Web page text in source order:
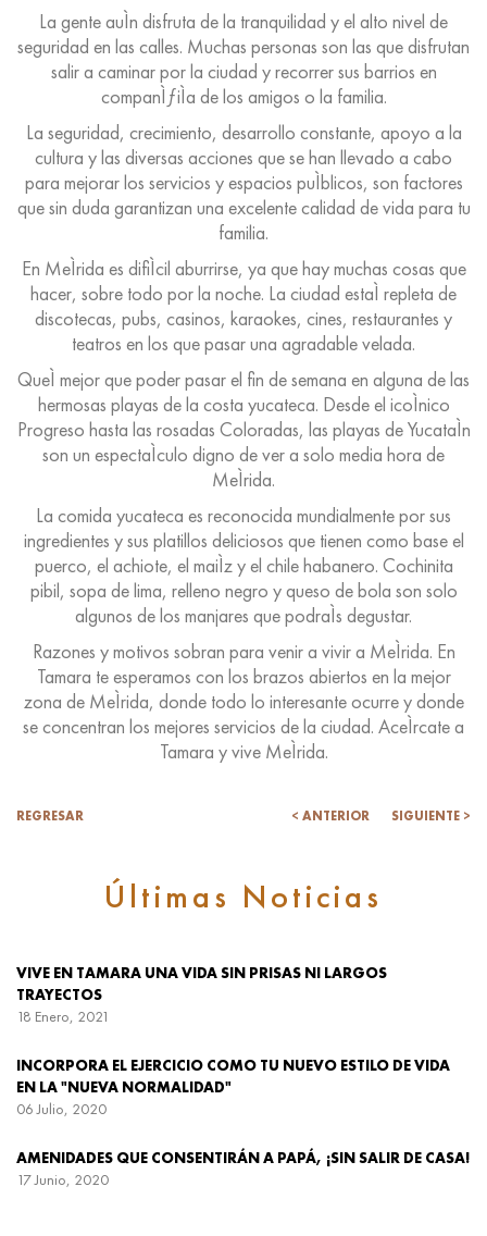
La gente auÌn disfruta de la tranquilidad y el alto nivel de
seguridad en las calles. Muchas personas son las que disfrutan
salir a caminar por la ciudad y recorrer sus barrios en
companÌƒiÌa de los amigos o la familia.
La seguridad, crecimiento, desarrollo constante, apoyo a la
cultura y las diversas acciones que se han llevado a cabo
para mejorar los servicios y espacios puÌblicos, son factores
que sin duda garantizan una excelente calidad de vida para tu
familia.
En MeÌrida es difiÌcil aburrirse, ya que hay muchas cosas que
hacer, sobre todo por la noche. La ciudad estaÌ repleta de
discotecas, pubs, casinos, karaokes, cines, restaurantes y
teatros en los que pasar una agradable velada.
QueÌ mejor que poder pasar el fin de semana en alguna de las
hermosas playas de la costa yucateca. Desde el icoÌnico
Progreso hasta las rosadas Coloradas, las playas de YucataÌn
son un espectaÌculo digno de ver a solo media hora de
MeÌrida.
La comida yucateca es reconocida mundialmente por sus
ingredientes y sus platillos deliciosos que tienen como base el
puerco, el achiote, el maiÌz y el chile habanero. Cochinita
pibil, sopa de lima, relleno negro y queso de bola son solo
algunos de los manjares que podraÌs degustar.
Razones y motivos sobran para venir a vivir a MeÌrida. En
Tamara te esperamos con los brazos abiertos en la mejor
zona de MeÌrida, donde todo lo interesante ocurre y donde
se concentran los mejores servicios de la ciudad. AceÌrcate a
Tamara y vive MeÌrida.
REGRESAR < ANTERIOR SIGUIENTE >
Últimas Noticias
VIVE EN TAMARA UNA VIDA SIN PRISAS NI LARGOS
TRAYECTOS
18 Enero, 2021
INCORPORA EL EJERCICIO COMO TU NUEVO ESTILO DE VIDA
EN LA "NUEVA NORMALIDAD"
06 Julio, 2020
AMENIDADES QUE CONSENTIRÁN A PAPÁ, ¡SIN SALIR DE CASA!
17 Junio, 2020